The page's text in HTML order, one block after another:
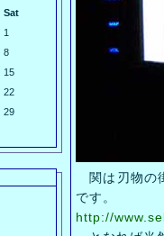
Sat
1
8
15
22
29
関は刃物の
です。
http://